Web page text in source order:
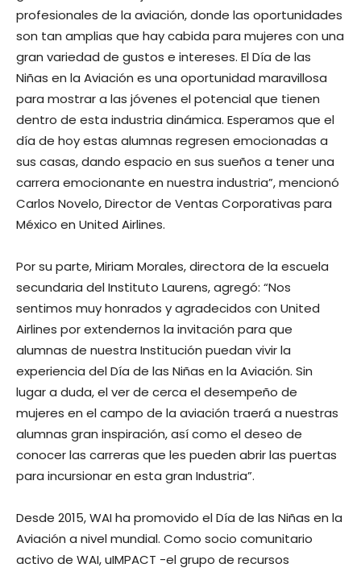
profesionales de la aviación, donde las oportunidades
son tan amplias que hay cabida para mujeres con una
gran variedad de gustos e intereses. El Día de las
Niñas en la Aviación es una oportunidad maravillosa
para mostrar a las jóvenes el potencial que tienen
dentro de esta industria dinámica. Esperamos que el
día de hoy estas alumnas regresen emocionadas a
sus casas, dando espacio en sus sueños a tener una
carrera emocionante en nuestra industria”, mencionó
Carlos Novelo, Director de Ventas Corporativas para
México en United Airlines.
Por su parte, Miriam Morales, directora de la escuela
secundaria del Instituto Laurens, agregó: “Nos
sentimos muy honrados y agradecidos con United
Airlines por extendernos la invitación para que
alumnas de nuestra Institución puedan vivir la
experiencia del Día de las Niñas en la Aviación. Sin
lugar a duda, el ver de cerca el desempeño de
mujeres en el campo de la aviación traerá a nuestras
alumnas gran inspiración, así como el deseo de
conocer las carreras que les pueden abrir las puertas
para incursionar en esta gran Industria”.
Desde 2015, WAI ha promovido el Día de las Niñas en la
Aviación a nivel mundial. Como socio comunitario
activo de WAI, uIMPACT -el grupo de recursos